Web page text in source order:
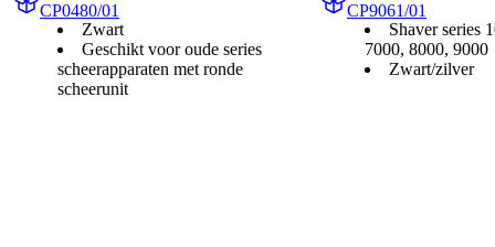
CP0480/01
Zwart
Geschikt voor oude series
scheerapparaten met ronde
scheerunit
CP9061/01
Shaver series
7000, 8000, 9000
Zwart/zilver